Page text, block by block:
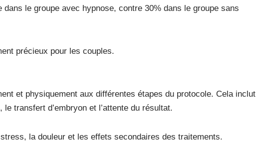
le groupe avec hypnose, contre 30% dans le groupe sans
précieux pour les couples.
et physiquement aux différentes étapes du protocole. Cela inclut
transfert d’embryon et l’attente du résultat.
la douleur et les effets secondaires des traitements.